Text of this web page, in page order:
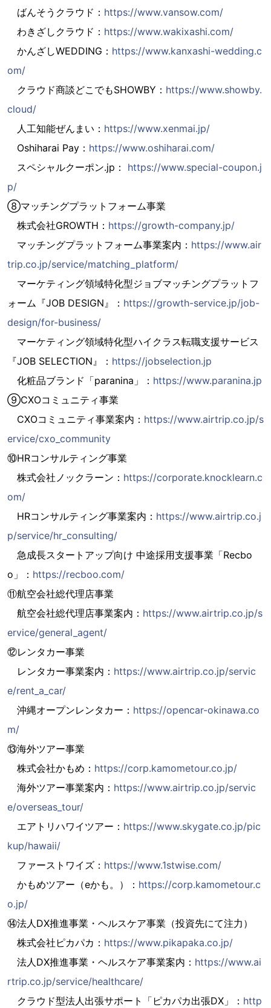
ばんそうクラウド： https://www.vansow.com/
わきざしクラウド： https://www.wakixashi.com/
かんざしWEDDING： https://www.kanxashi-wedding.c
om/
クラウド商談どこでもSHOWBY： https://www.showby.
cloud/
人工知能ぜんまい： https://www.xenmai.jp/
Oshiharai Pay： https://www.oshiharai.com/
スペシャルクーポン.jp： https://www.special-coupon.j
p/
⑧マッチングプラットフォーム事業
株式会社GROWTH： https://growth-company.jp/
マッチングプラットフォーム事業案内： https://www.air
trip.co.jp/service/matching_platform/
マーケティング領域特化型ジョブマッチングプラットフ
ォーム『JOB DESIGN』： https://growth-service.jp/job-
design/for-business/
マーケティング領域特化型ハイクラス転職支援サービス
『JOB SELECTION』： https://jobselection.jp
化粧品ブランド「paranina」： https://www.paranina.jp
⑨CXOコミュニティ事業
CXOコミュニティ事業案内： https://www.airtrip.co.jp/s
ervice/cxo_community
⑩HRコンサルティング事業
株式会社ノックラーン： https://corporate.knocklearn.c
om/
HRコンサルティング事業案内： https://www.airtrip.co.j
p/service/hr_consulting/
急成長スタートアップ向け 中途採用支援事業「Recbo
o」： https://recboo.com/
⑪航空会社総代理店事業
航空会社総代理店事業案内： https://www.airtrip.co.jp/s
ervice/general_agent/
⑫レンタカー事業
レンタカー事業案内： https://www.airtrip.co.jp/servic
e/rent_a_car/
沖縄オープンレンタカー： https://opencar-okinawa.co
m/
⑬海外ツアー事業
株式会社かもめ： https://corp.kamometour.co.jp/
海外ツアー事業案内： https://www.airtrip.co.jp/servic
e/overseas_tour/
エアトリハワイツアー： https://www.skygate.co.jp/pic
kup/hawaii/
ファーストワイズ： https://www.1stwise.com/
かもめツアー（eかも。）： https://corp.kamometour.c
o.jp/
⑭法人DX推進事業・ヘルスケア事業（投資先にて注力）
株式会社ピカパカ： https://www.pikapaka.co.jp/
法人DX推進事業・ヘルスケア事業案内： https://www.ai
rtrip.co.jp/service/healthcare/
クラウド型法人出張サポート「ピカパカ出張DX」： http